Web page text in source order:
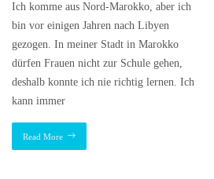
Ich komme aus Nord-Marokko, aber ich
bin vor einigen Jahren nach Libyen
gezogen. In meiner Stadt in Marokko
dürfen Frauen nicht zur Schule gehen,
deshalb konnte ich nie richtig lernen. Ich
kann immer
Read More